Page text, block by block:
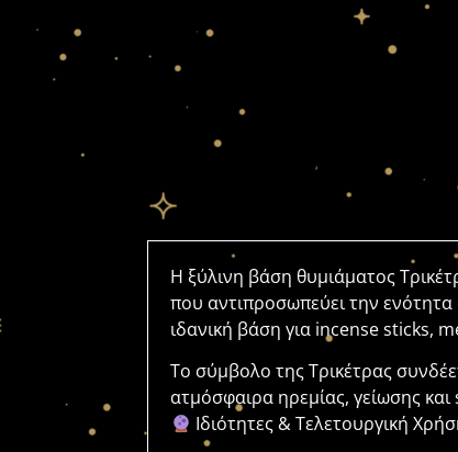
Η ξύλινη βάση θυμιάματος
που αντιπροσωπεύει την
ιδανική βάση για incense sticks,
Το σύμβολο της Τρικέτρας
ατμόσφαιρα ηρεμίας, γείωσης
Ιδιότητες & Τελετουργική